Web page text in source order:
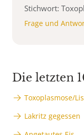
Stichwort:
Frage und
Die letzten
Toxoplasmose/
Lakritz gegessen